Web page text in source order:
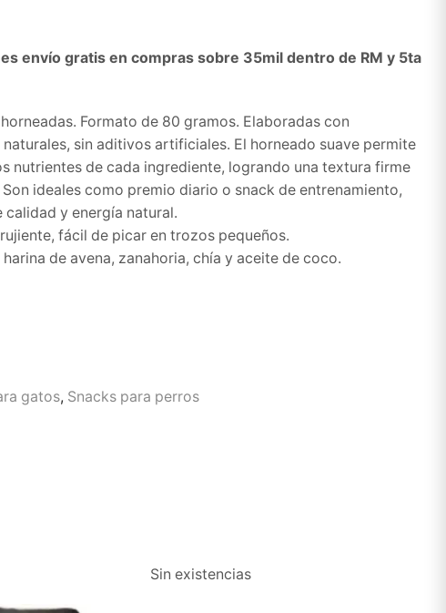
envío gratis en compras sobre 35mil dentro de RM y 5ta
Formato de 80 gramos. Elaboradas con
sin aditivos artificiales. El horneado suave permite
nutrientes de cada ingrediente, logrando una textura firme
ideales como premio diario o snack de entrenamiento,
y energía natural.
fácil de picar en trozos pequeños.
harina de avena, zanahoria, chía y aceite de coco.
gatos, Snacks para perros
Sin existencias